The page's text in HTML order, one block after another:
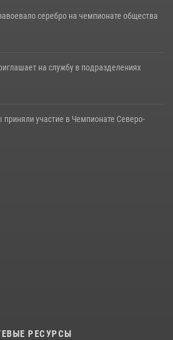
серебро на чемпионате общества
на службу в подразделениях
участие в Чемпионате Северо-
РЕСУРСЫ